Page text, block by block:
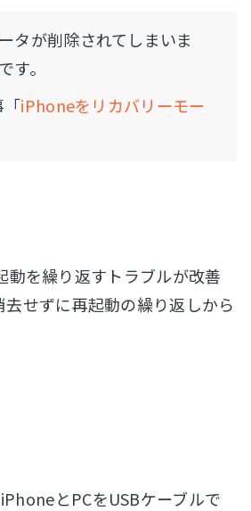
タが削除されてしまいま
。
「iPhoneをリカバリーモー
動を繰り返すトラブルが改善
せずに再起動の繰り返しから
とPCをUSBケーブルで